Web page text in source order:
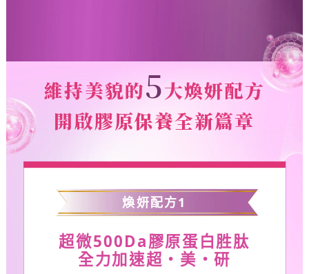
維持美貌的5大煥妍配方
開啟膠原保養全新篇章
煥妍配方1
超微500Da膠原蛋白胜肽
全力加速超・美・研